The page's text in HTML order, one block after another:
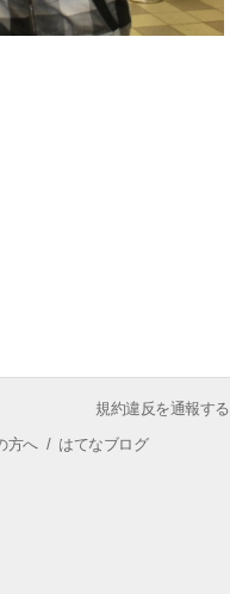
規約違反を通報する
方へ/ はてなブログ